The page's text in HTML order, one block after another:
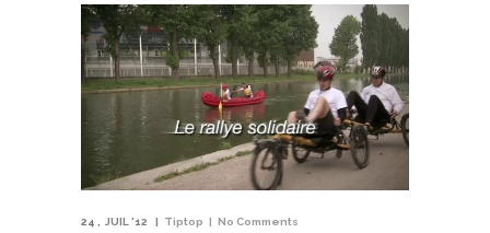
24 JUIL '12 Tiptop No Comments